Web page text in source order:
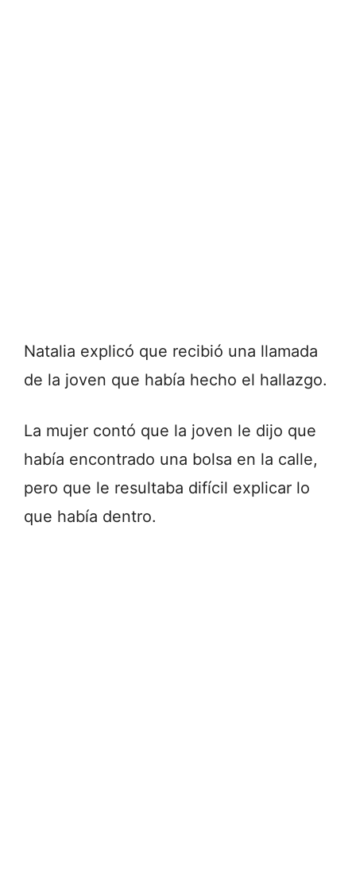
Natalia explicó que recibió una llamada
de la joven que había hecho el hallazgo.
La mujer contó que la joven le dijo que
había encontrado una bolsa en la calle,
pero que le resultaba difícil explicar lo
que había dentro.